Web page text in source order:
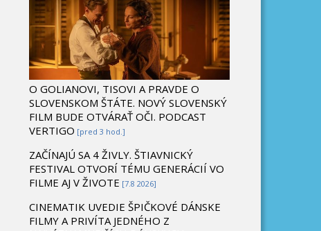
O GOLIANOVI, TISOVI A PRAVDE O
SLOVENSKOM ŠTÁTE. NOVÝ SLOVENSKÝ
FILM BUDE OTVÁRAŤ OČI. PODCAST
VERTIGO [pred 3 hod.]
ZAČÍNAJÚ SA 4 ŽIVLY. ŠTIAVNICKÝ
FESTIVAL OTVORÍ TÉMU GENERÁCIÍ VO
FILME AJ V ŽIVOTE [7.8 2026]
CINEMATIK UVEDIE ŠPIČKOVÉ DÁNSKE
FILMY A PRIVÍTA JEDNÉHO Z